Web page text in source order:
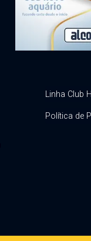
Linha Club
Política de